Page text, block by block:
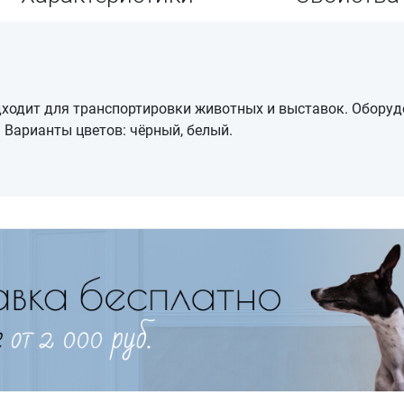
для транспортировки животных и выставок.
цветов: чёрный, белый.